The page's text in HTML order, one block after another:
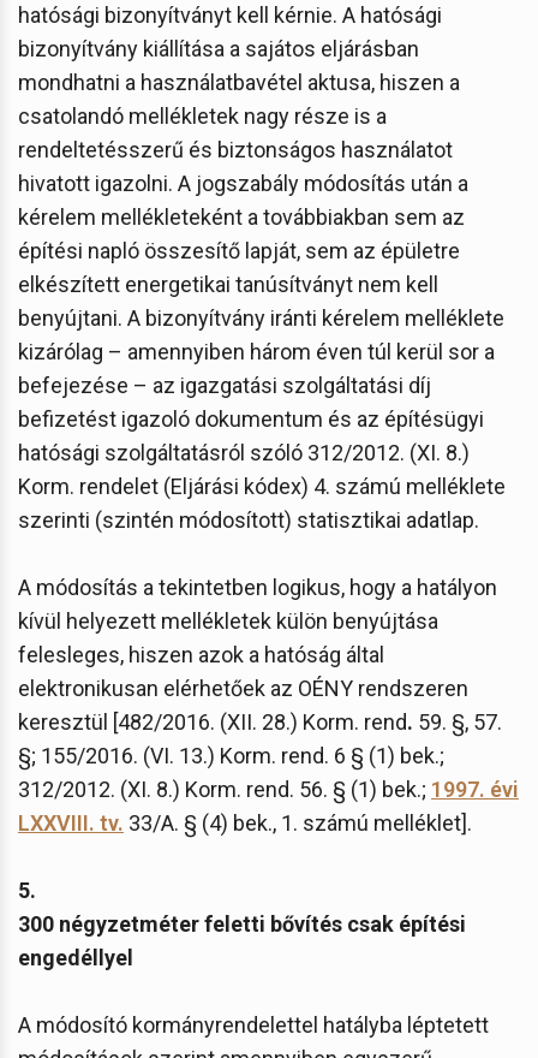
hatósági bizonyítványt kell kérnie. A hatósági
bizonyítvány kiállítása a sajátos eljárásban
mondhatni a használatbavétel aktusa, hiszen a
csatolandó mellékletek nagy része is a
rendeltetésszerű és biztonságos használatot
hivatott igazolni. A jogszabály módosítás után a
kérelem mellékleteként a továbbiakban sem az
építési napló összesítő lapját, sem az épületre
elkészített energetikai tanúsítványt nem kell
benyújtani. A bizonyítvány iránti kérelem melléklete
kizárólag – amennyiben három éven túl kerül sor a
befejezése – az igazgatási szolgáltatási díj
befizetést igazoló dokumentum és az építésügyi
hatósági szolgáltatásról szóló 312/2012. (XI. 8.)
Korm. rendelet (Eljárási kódex) 4. számú melléklete
szerinti (szintén módosított) statisztikai adatlap.
A módosítás a tekintetben logikus, hogy a hatályon
kívül helyezett mellékletek külön benyújtása
felesleges, hiszen azok a hatóság által
elektronikusan elérhetőek az OÉNY rendszeren
keresztül [482/2016. (XII. 28.) Korm. rend. 59. §, 57.
§; 155/2016. (VI. 13.) Korm. rend. 6 § (1) bek.;
312/2012. (XI. 8.) Korm. rend. 56. § (1) bek.; 1997. évi
LXXVIII. tv. 33/A. § (4) bek., 1. számú melléklet].
5.
300 négyzetméter feletti bővítés csak építési
engedéllyel
A módosító kormányrendelettel hatályba léptetett